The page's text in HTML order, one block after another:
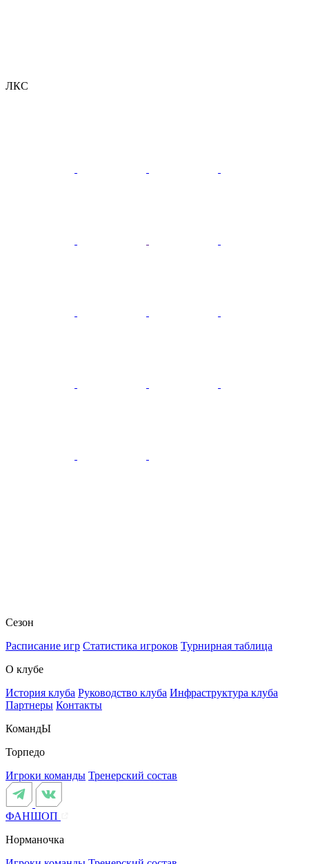
ЛКС
Сезон
Расписание игр Статистика игроков Турнирная таблица
О клубе
История клуба Руководство клуба Инфраструктура клуба
Партнеры Контакты
КомандЫ
Торпедо
Игроки команды Тренерский состав
ФАНШОП
Норманочка